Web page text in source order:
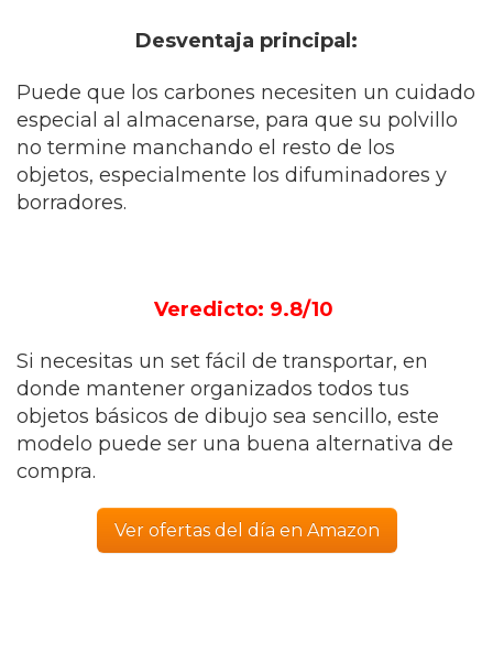
Desventaja principal:
Puede que los carbones necesiten un cuidado
especial al almacenarse, para que su polvillo
no termine manchando el resto de los
objetos, especialmente los difuminadores y
borradores.
Veredicto: 9.8/10
Si necesitas un set fácil de transportar, en
donde mantener organizados todos tus
objetos básicos de dibujo sea sencillo, este
modelo puede ser una buena alternativa de
compra.
Ver ofertas del día en Amazon